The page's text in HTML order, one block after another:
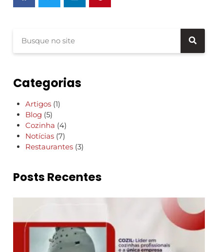
Categorias
Artigos (1)
Blog (5)
Cozinha (4)
Notícias (7)
Restaurantes (3)
Posts Recentes